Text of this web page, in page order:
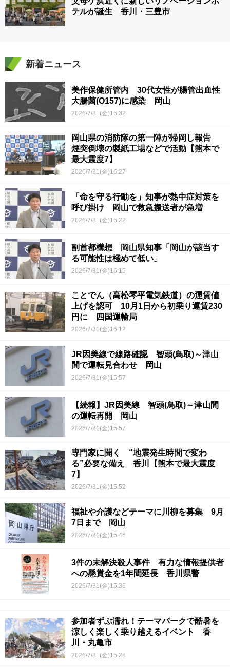
テルが誕生 香川・三豊市
新着ニュース
美作保健所管内 30代女性が腸管出血性
大腸菌(O157)に感染 岡山
2026/7/31(金)16:32
岡山県の消防隊の第一陣が帰岡し報告
煙突倒壊の製紙工場などで活動【熊本で
最大震度7】
2026/7/31(金)16:27
「命を守る行動を」知事が熱中症対策を
呼び掛け 岡山で救急搬送者が急増
2026/7/31(金)16:22
副首都構想 岡山県知事「岡山が該当す
る可能性は極めて低い」
2026/7/31(金)16:15
ことでん（高松琴平電気鉄道）の運賃値
上げを認可 10月1日から初乗り運賃230
円に 四国運輸局
2026/7/31(金)16:12
JR因美線で線路確認 智頭(鳥取)～津山
間で運転見合わせ 岡山
2026/7/31(金)15:57
【続報】JR因美線 智頭(鳥取)～津山間
の運転再開 岡山
2026/7/31(金)15:57
専門家に聞く “地震発生時間で変わ
る”必要な備え 香川【熊本で最大震度
7】
2026/7/31(金)15:52
福祉や介護などテーマに川柳を募集 9月
7日まで 岡山
2026/7/31(金)15:46
3件の未解決殺人事件 有力な情報提供者
への懸賞金を1年間延長 香川県警
2026/7/31(金)15:36
参加者ずぶ濡れ！テーマパークで酷暑を
涼しく楽しく乗り越えるイベント 香
川・丸亀市
2026/7/31(金)15:28